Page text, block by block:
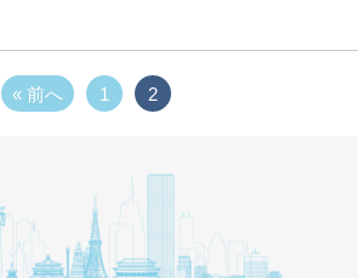
« 前へ 1 2